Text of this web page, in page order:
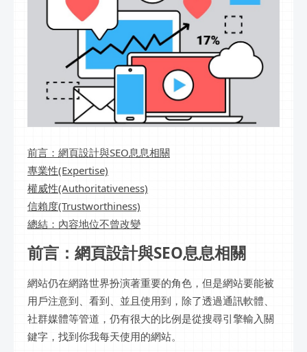
前言：網頁設計與SEO息息相關
專業性(Expertise)
權威性(Authoritativeness)
信賴度(Trustworthiness)
總結：內容地位不曾改變
前言：網頁設計與SEO息息相關
網站仍在網路世界扮演著重要的角色，但是網站要能被
用戶注意到、看到、並且使用到，除了透過通訊軟體、
社群媒體等管道，仍有很大的比例是從搜尋引擎輸入關
鍵字，找到你我每天使用的網站。